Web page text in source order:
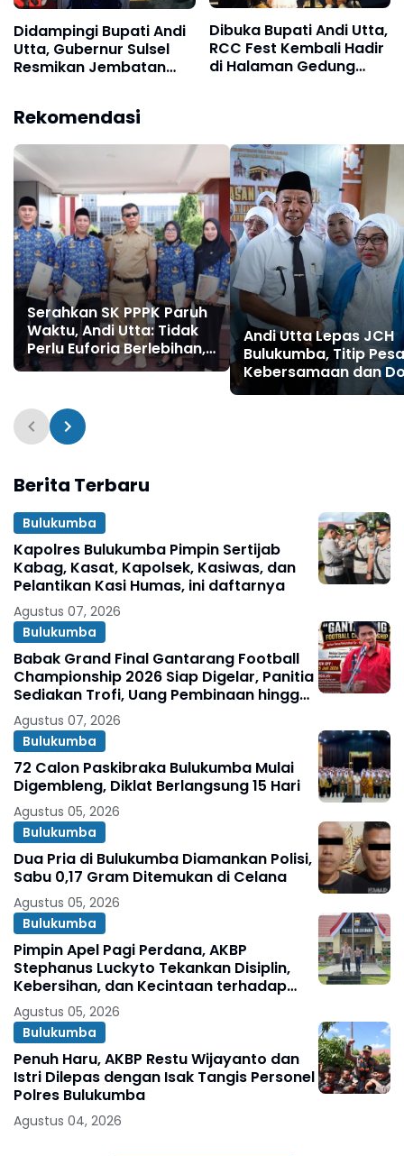
Didampingi Bupati Andi
Utta, Gubernur Sulsel
Resmikan Jembatan
Bulukumba
Dibuka Bupati Andi Utta,
RCC Fest Kembali Hadir
di Halaman Gedung
Rekomendasi
Serahkan SK PPPK Paruh
Waktu, Andi Utta: Tidak
Perlu Euforia Berlebihan,
Tapi Tunjukkan
Andi Utta Lepas JCH
Bulukumba, Titip
Kebersamaan dan
untuk Daerah
Berita Terbaru
Bulukumba
Kapolres Bulukumba Pimpin Sertijab
Kabag, Kasat, Kapolsek, Kasiwas, dan
Pelantikan Kasi Humas, ini daftarnya
Agustus 07, 2026
Bulukumba
Babak Grand Final Gantarang Football
Championship 2026 Siap Digelar, Panitia
Sediakan Trofi, Uang Pembinaan hingga
Penghargaan Individu
Agustus 07, 2026
Bulukumba
72 Calon Paskibraka Bulukumba Mulai
Digembleng, Diklat Berlangsung 15 Hari
Agustus 05, 2026
Bulukumba
Dua Pria di Bulukumba Diamankan Polisi,
Sabu 0,17 Gram Ditemukan di Celana
Agustus 05, 2026
Bulukumba
Pimpin Apel Pagi Perdana, AKBP
Stephanus Luckyto Tekankan Disiplin,
Kebersihan, dan Kecintaan terhadap
Organisasi
Agustus 05, 2026
Bulukumba
Penuh Haru, AKBP Restu Wijayanto dan
Istri Dilepas dengan Isak Tangis Personel
Polres Bulukumba
Agustus 04, 2026